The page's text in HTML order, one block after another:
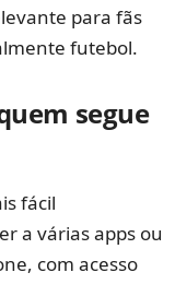
para fãs
futebol.
segue
fácil
a várias apps ou
com acesso